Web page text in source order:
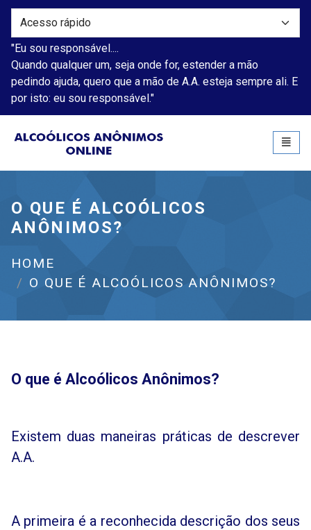
"Eu sou responsável....
Quando qualquer um, seja onde for, estender a mão
pedindo ajuda, quero que a mão de A.A. esteja sempre ali. E
por isto: eu sou responsável."
Alcoólicos AnônimosToggle
O QUE É ALCOÓLICOS
ANÔNIMOS?
HOME
O QUE É ALCOÓLICOS ANÔNIMOS?
O que é Alcoólicos Anônimos?
Existem duas maneiras práticas de descrever
A.A.
A primeira é a reconhecida descrição dos seus